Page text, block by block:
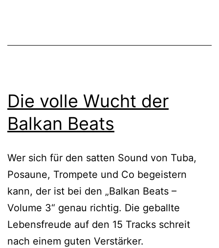
Die volle Wucht der
Balkan Beats
Wer sich für den satten Sound von Tuba,
Posaune, Trompete und Co begeistern
kann, der ist bei den „Balkan Beats –
Volume 3“ genau richtig. Die geballte
Lebensfreude auf den 15 Tracks schreit
nach einem guten Verstärker.